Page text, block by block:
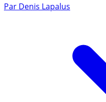
Par Denis Lapalus